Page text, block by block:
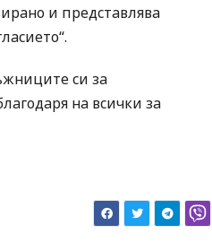
и представлява
си за
на всички за